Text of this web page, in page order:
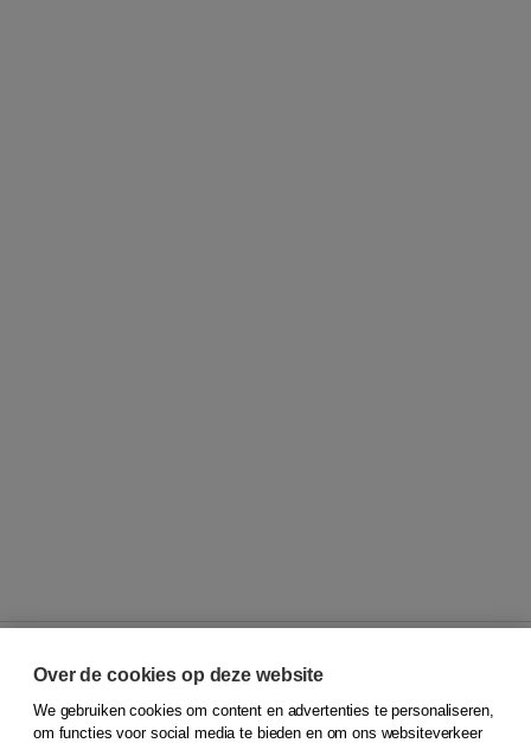
© 2026Koninklijke Boom uitgevers
Over de cookies op deze website
We gebruiken cookies om content en advertenties te personaliseren,
om functies voor social media te bieden en om ons websiteverkeer